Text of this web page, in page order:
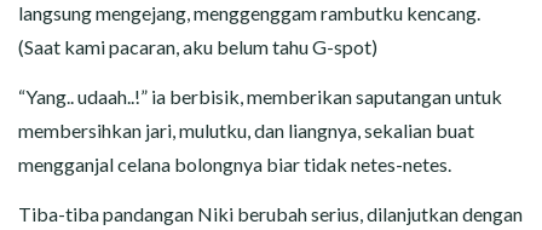
langsung mengejang, menggenggam rambutku kencang.
(Saat kami pacaran, aku belum tahu G-spot)
“Yang.. udaah..!” ia berbisik, memberikan saputangan untuk
membersihkan jari, mulutku, dan liangnya, sekalian buat
mengganjal celana bolongnya biar tidak netes-netes.
Tiba-tiba pandangan Niki berubah serius, dilanjutkan dengan